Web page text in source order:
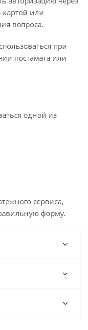
картой или
вопроса.
при
постамата или
одной из
сервиса,
форму.